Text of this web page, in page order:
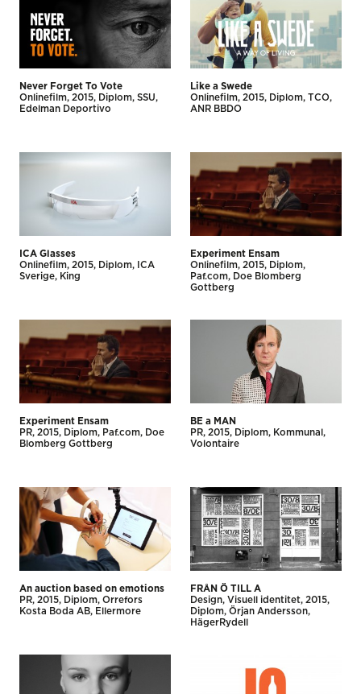
Never Forget To Vote
Onlinefilm 2015 Diplom SSU
Edelman Deportivo
Like a Swede
Onlinefilm 2015 Diplom TCO
ANR BBDO
ICA Glasses
Onlinefilm 2015 Diplom
ICA
Sverige
King
Experiment Ensam
Onlinefilm 2015
Diplom
Paf.com
Doe Blomberg
Gottberg
Experiment Ensam
PR 2015 Diplom Paf.com
Doe
Blomberg Gottberg
BE a MAN
PR 2015 Diplom
Kommunal
Volontaire
An auction based on emotions
PR 2015 Diplom Orrefors
Kosta Boda AB
Ellermore
FRÅN Ö TILL A
Design Visuell identitet 2015
Diplom Örjan Andersson
HägerRydell